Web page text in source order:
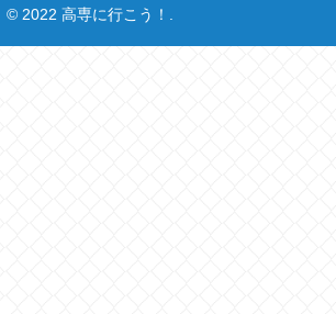
© 2022 高専に行こう！.